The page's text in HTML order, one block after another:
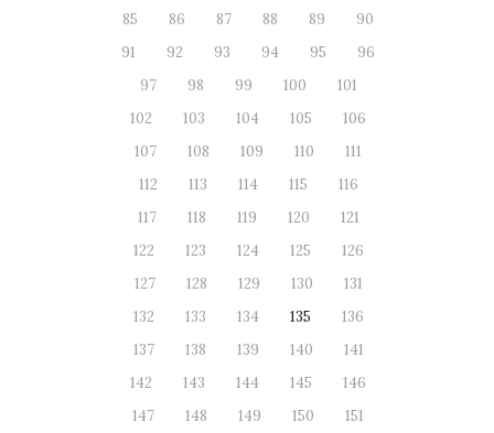
85
86 87 88 89
90
91
92 93 94 95
96
97
98 99 100
101
102
103 104 105
106
107
108 109 110
111
112
113 114 115
116
117
118 119 120
121
122
123 124 125
126
127
128 129 130
131
132
133 134 135
136
137
138 139 140
141
142
143 144 145
146
147
148 149 150
151